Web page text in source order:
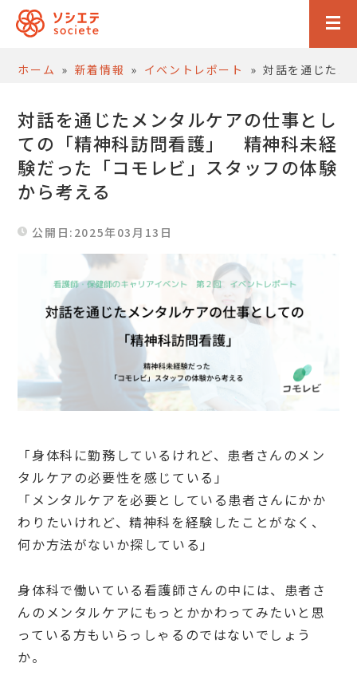
ホーム » 新着情報 » イベントレポート » 対話を通じたメ
対話を通じたメンタルケアの仕事とし
ての「精神科訪問看護」 精神科未経
験だった「コモレビ」スタッフの体験
から考える
公開日:2025年03月13日
「身体科に勤務しているけれど、患者さんのメン
タルケアの必要性を感じている」
「メンタルケアを必要としている患者さんにかか
わりたいけれど、精神科を経験したことがなく、
何か方法がないか探している」
身体科で働いている看護師さんの中には、患者さ
んのメンタルケアにもっとかかわってみたいと思
っている方もいらっしゃるのではないでしょう
か。